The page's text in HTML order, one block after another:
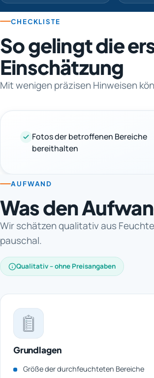
CHECKLISTE
So gelingt die
Einschätzung
Mit wenigen präzisen Hinweisen
Fotos der betroffenen Bereiche
bereithalten
AUFWAND
Was den
Wir schätzen qualitativ aus
pauschal.
Qualitativ – ohne Preisangaben
Grundlagen
Größe der durchfeuchteten Bereiche